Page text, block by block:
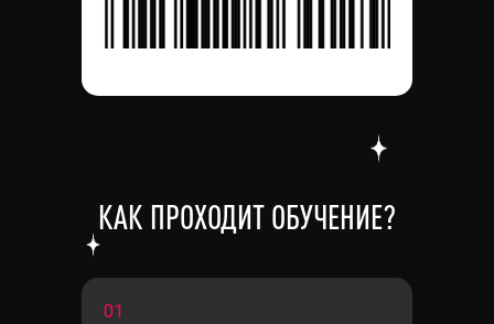
КАК ПРОХОДИТ ОБУЧЕНИЕ?
01